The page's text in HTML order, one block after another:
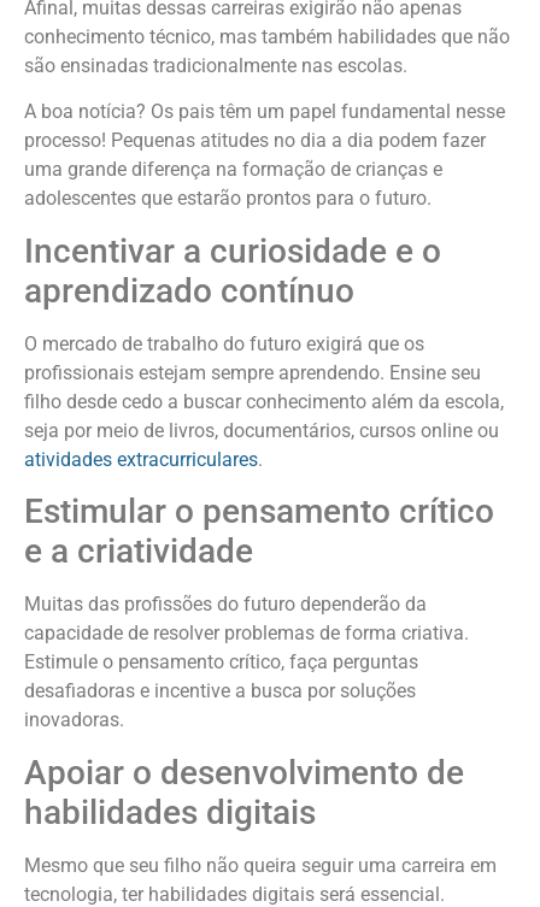
Afinal, muitas dessas carreiras exigirão não apenas
conhecimento técnico, mas também habilidades que não
são ensinadas tradicionalmente nas escolas.
A boa notícia? Os pais têm um papel fundamental nesse
processo! Pequenas atitudes no dia a dia podem fazer
uma grande diferença na formação de crianças e
adolescentes que estarão prontos para o futuro.
Incentivar a curiosidade e o
aprendizado contínuo
O mercado de trabalho do futuro exigirá que os
profissionais estejam sempre aprendendo. Ensine seu
filho desde cedo a buscar conhecimento além da escola,
seja por meio de livros, documentários, cursos online ou
atividades extracurriculares.
Estimular o pensamento crítico
e a criatividade
Muitas das profissões do futuro dependerão da
capacidade de resolver problemas de forma criativa.
Estimule o pensamento crítico, faça perguntas
desafiadoras e incentive a busca por soluções
inovadoras.
Apoiar o desenvolvimento de
habilidades digitais
Mesmo que seu filho não queira seguir uma carreira em
tecnologia, ter habilidades digitais será essencial.